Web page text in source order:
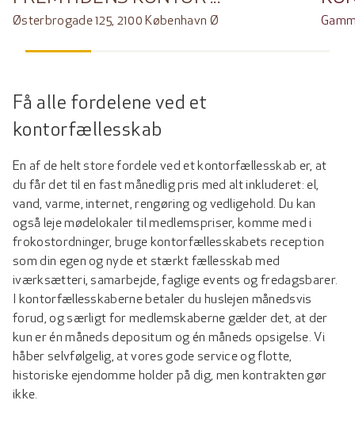
Østerbrogade 125, 2100 København Ø
Få alle fordelene ved et
kontorfællesskab
En af de helt store fordele ved et kontorfællesskab er, at
du får det til en fast månedlig pris med alt inkluderet: el,
vand, varme, internet, rengøring og vedligehold. Du kan
også leje mødelokaler til medlemspriser, komme med i
frokostordninger, bruge kontorfællesskabets reception
som din egen og nyde et stærkt fællesskab med
iværksætteri, samarbejde, faglige events og fredagsbarer.
I kontorfællesskaberne betaler du huslejen månedsvis
forud, og særligt for medlemskaberne gælder det, at der
kun er én måneds depositum og én måneds opsigelse. Vi
håber selvfølgelig, at vores gode service og flotte,
historiske ejendomme holder på dig, men kontrakten gør
ikke.